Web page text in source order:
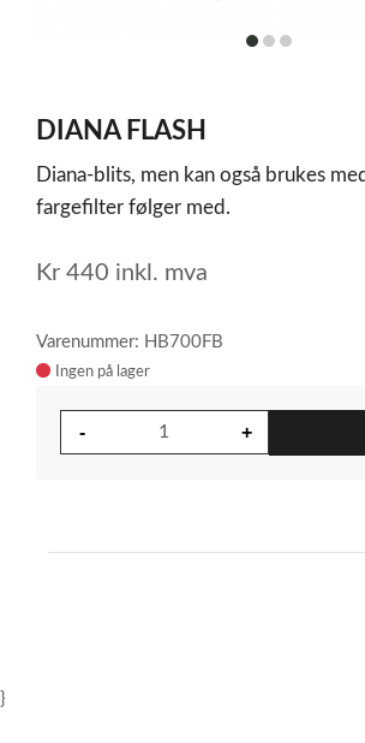
itemitemitem
of
3
DIANA FLASH
Diana-blits, men kan også brukes
fargefilter følger med.
Kr 440 inkl. mva
Varenummer: HB700FB
Ingen på lager
}